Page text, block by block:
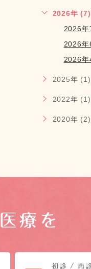
2026年 (7)
2026
2026
2026
2025年 (1)
2022年 (1)
2020年 (2)
療を